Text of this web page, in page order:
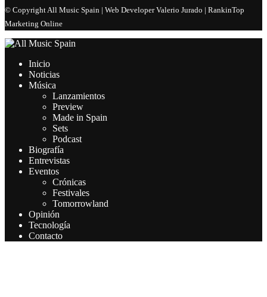
© Copyright All Music Spain | Web Developer Valerio Jurado | RankinTop
Marketing Online
Inicio
Noticias
Música
Lanzamientos
Preview
Made in Spain
Sets
Podcast
Biografía
Entrevistas
Eventos
Crónicas
Festivales
Tomorrowland
Opinión
Tecnología
Contacto